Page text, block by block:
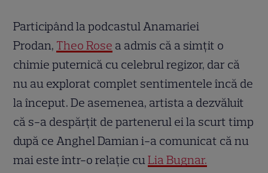
Participând la podcastul Anamariei
Prodan, Theo Rose a admis că a simțit o
chimie puternică cu celebrul regizor, dar că
nu au explorat complet sentimentele încă de
la început. De asemenea, artista a dezvăluit
că s-a despărțit de partenerul ei la scurt timp
după ce Anghel Damian i-a comunicat că nu
mai este într-o relație cuLia Bugnar.